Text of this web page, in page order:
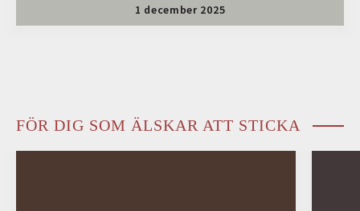
1 december 2025
FÖR DIG SOM ÄLSKAR ATT STICKA